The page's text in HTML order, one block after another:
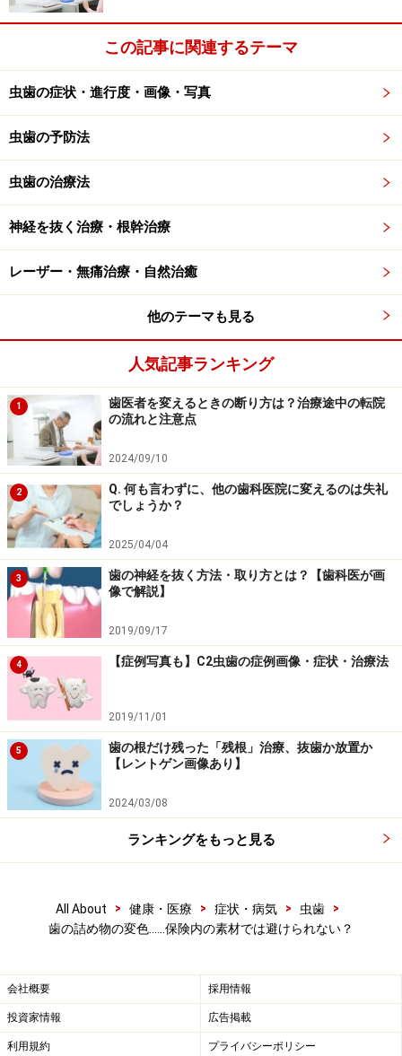
詰めた直後であっても、歯と樹脂の光の透過性が異なる
ため、歯と歯の間の詰め物などが暗く見えることがあり
すが、厳密に合わせることは困難なことが多いようで
す。詰め物の面積が小さいと逆に目立ちやすくなること
もあります。
■ 詰め物が着色しやすい
レジンが劣化したり摩耗してくるとフィラー成分が表面
なります。この場合表面を滑沢になるまで削って研磨す
ることで、着色しにくくすることができますが、削るこ
とで、樹脂の形態が変わるため、歯の全体のバランスが
崩れるようであれば、詰め直すこともあります。
■ 詰め物の周囲に線が見える
樹脂と歯との境目が線のように目立つことがあります。
これは歯との接着面がわずかにかけたり樹脂が磨り減っ
たりするためですが、凹みが大きいようであれば詰め直
して対応するようになります。しかし一般的には、ごく
わずかに表面的にヒビのようなわずかな隙間に着色が起
こっているだけです。内部まで虫歯が進行していない場
合も多く、そのままでも虫歯の進行には影響ありませ
ん。
■ 色が違う感じがする
樹脂の色合いは豊富な種類がありますが、どうしても周
囲の歯の色に合わせにくいケースがあります。一般的な
色合いよりも、かなり明るかったり、暗かったりするケ
ースです。天然の歯の色は周囲のは光や明るさなどによ
っても見え方が異なるため、完全に一致するとこは、難
しいことが多いようです。
■ 何度詰め治しても目立ってくる
セラミックのような耐久性が期待できないため、時間と
しかし短期間で詰め替え続けることはお勧めできませ
クがあります。虫歯が進行していないのであれば、むや
みな詰め替えは、控える方が、歯のトータルの寿命は長
くすることができます。
この記事に関連するテーマ
虫歯の症状・進行度・画像・写真
虫歯の予防法
虫歯の治療法
神経を抜く治療・根幹治療
レーザー・無痛治療・自然治癒
他のテーマも見る
人気記事ランキング
1
歯医者を変えるときの断り方は？治療途中の転院
の流れと注意点
2024/09/10
2
Q. 何も言わずに、他の歯科医院に変えるのは失礼
でしょうか？
2025/04/04
3
歯の神経を抜く方法・取り方とは？【歯科医が画
像で解説】
2019/09/17
4 【症例写真も】C2虫歯の症例画像・症状・治療法
2019/11/01
5
歯の根だけ残った「残根」治療、抜歯か放置か
【レントゲン画像あり】
2024/03/08
ランキングをもっと見る
All About > 健康・医療 > 症状・病気 > 虫歯
>
歯の詰め物の変色……保険内の素材では避けられない？
会社概要 採用情報
投資家情報 広告掲載
利用規約 プライバシーポリシー